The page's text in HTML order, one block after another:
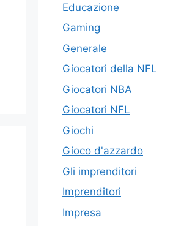
Educazione
Gaming
Generale
Giocatori della NFL
Giocatori NBA
Giocatori NFL
Giochi
Gioco d'azzardo
Gli imprenditori
Imprenditori
Impresa